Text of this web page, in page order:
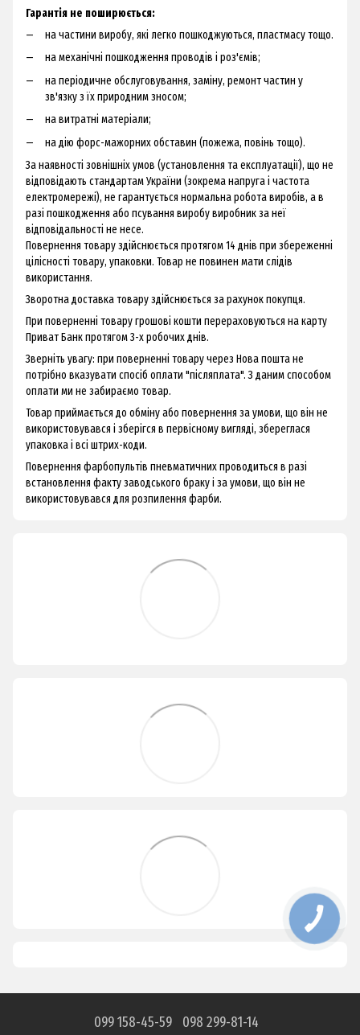
Гарантія не поширюється:
на частини виробу, які легко пошкоджуються, пластмасу тощо.
на механічні пошкодження проводів і роз'ємів;
на періодичне обслуговування, заміну, ремонт частин у
зв'язку з їх природним зносом;
на витратні матеріали;
на дію форс-мажорних обставин (пожежа, повінь тощо).
За наявності зовнішніх умов (установлення та експлуатації), що не
відповідають стандартам України (зокрема напруга і частота
електромережі), не гарантується нормальна робота виробів, а в
разі пошкодження або псування виробу виробник за неї
відповідальності не несе.
Повернення товару здійснюється протягом 14 днів при збереженні
цілісності товару, упаковки. Товар не повинен мати слідів
використання.
Зворотна доставка товару здійснюється за рахунок покупця.
При поверненні товару грошові кошти перераховуються на карту
Приват Банк протягом 3-х робочих днів.
Зверніть увагу: при поверненні товару через Нова пошта не
потрібно вказувати спосіб оплати "післяплата". З даним способом
оплати ми не забираємо товар.
Товар приймається до обміну або повернення за умови, що він не
використовувався і зберігся в первісному вигляді, збереглася
упаковка і всі штрих-коди.
Повернення фарбопультів пневматичних проводиться в разі
встановлення факту заводського браку і за умови, що він не
використовувався для розпилення фарби.
099 158-45-59 098 299-81-14